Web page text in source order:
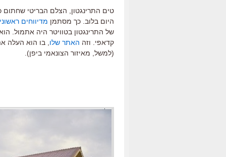
טים התרינגטון, הצלם הבריטי שחתום
היום בלוב. כך מסתמן מדיווחים
של התרינגטון בטוויטר היה אתמול.
קדאפי. וזה האתר שלו , בו הוא העלה
(למשל, מאיזור הצונאמי ביפן).